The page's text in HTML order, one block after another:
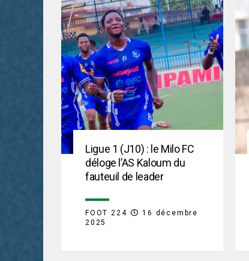
Ligue 1 (J10) : le Milo FC
déloge l’AS Kaloum du
fauteuil de leader
FOOT 224
16 décembre
2025